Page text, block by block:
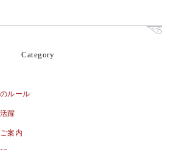
Category
ルール
躍
案内